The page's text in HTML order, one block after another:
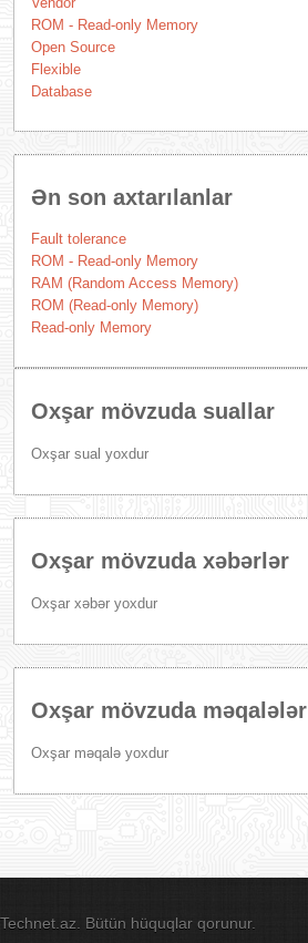
ROM - Read-only Memory
Open Source
Flexible
Database
Ən son axtarılanlar
Fault tolerance
ROM - Read-only Memory
RAM (Random Access Memory)
ROM (Read-only Memory)
Read-only Memory
Oxşar mövzuda suallar
Oxşar sual yoxdur
Oxşar mövzuda xəbərlər
Oxşar xəbər yoxdur
Oxşar mövzuda məqalələr
Oxşar məqalə yoxdur
Technet.az. Bütün hüquqlar qorunur.